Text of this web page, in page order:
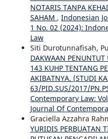
NOTARIS TANPA
SAHAM , Indonesian
1 No. 02 (2024):
Law
Siti Durotunnafisah,
DAKWAAN PENUNTUT
143 KUHP TENTANG
AKIBATNYA. (STUDI
63/PID.SUS/2017/
Contemporary Law:
Journal Of
Graciella Azzahra
YURIDIS PERBUATAN